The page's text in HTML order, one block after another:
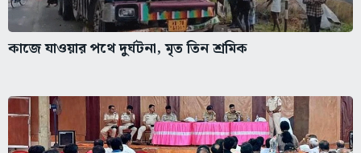
কাজে যাওয়ার পথে দুর্ঘটনা, মৃত তিন শ্রমিক